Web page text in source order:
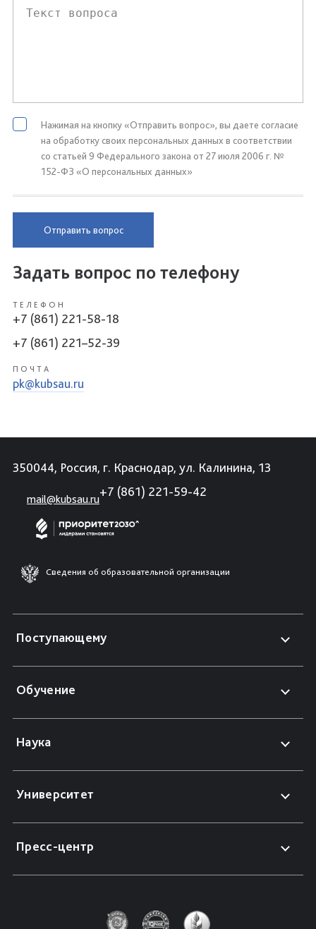
Нажимая на кнопку «Отправить вопрос», вы даете согласие
на обработку своих персональных данных в соответствии
со статьей 9 Федерального закона от 27 июля 2006 г. №
152-ФЗ «О персональных данных»
Отправить вопрос
Задать вопрос по телефону
ТЕЛЕФОН
+7 (861) 221-58-18
+7 (861) 221–52-39
ПОЧТА
pk@kubsau.ru
350044, Россия, г. Краснодар, ул. Калинина, 13
mail@kubsau.ru
+7 (861) 221-59-42
Сведения об образовательной организации
Поступающему
Обучение
Наука
Университет
Пресс-центр